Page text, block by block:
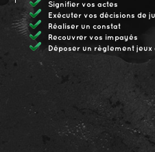
Signifier vos actes
Exécuter vos décisions de
Réaliser un constat
Recouvrer vos impayés
Déposer un règlement jeux